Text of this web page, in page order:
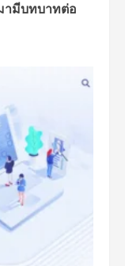
ามีบทบาทต่อ